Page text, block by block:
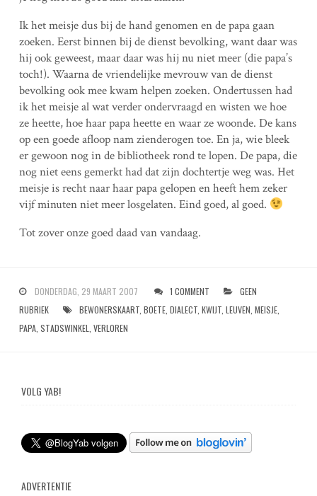
Ik het meisje dus bij de hand genomen en de papa gaan
zoeken. Eerst binnen bij de dienst bevolking, want daar was
hij ook geweest, maar daar was hij nu niet meer (die papa’s
toch!). Waarna de vriendelijke mevrouw van de dienst
bevolking ook mee kwam helpen zoeken. Ondertussen had
ik het meisje al wat verder ondervraagd en wisten we hoe
ze heette, hoe haar papa heette en waar ze woonde. De kans
op een goede afloop nam zienderogen toe. En ja, wie bleek
er gewoon nog in de bibliotheek rond te lopen. De papa, die
nog niet eens gemerkt had dat zijn dochtertje weg was. Het
meisje is recht naar haar papa gelopen en heeft hem zeker
vijf minuten niet meer losgelaten. Eind goed, al goed.
Tot zover onze goed daad van vandaag.
DONDERDAG, 29 MAART 2007 1 COMMENT
GEEN
RUBRIEK
BEWONERSKAART, BOETE, DIALECT, KWIJT, LEUVEN MEISJE,
PAPA, STADSWINKEL VERLOREN
VOLG YAB!
ADVERTENTIE